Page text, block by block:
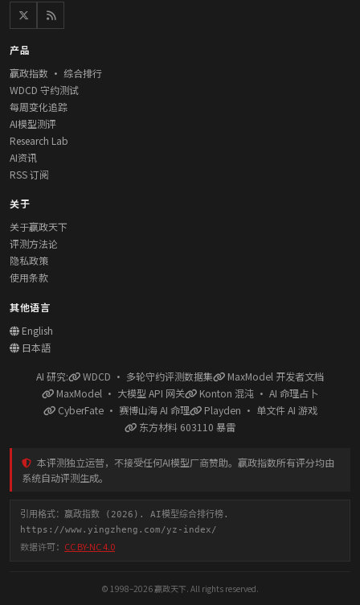
产品
赢政指数 · 综合排行
WDCD 守约测试
每周变化追踪
AI模型测评
Research Lab
AI资讯
RSS 订阅
关于
关于赢政天下
评测方法论
隐私政策
使用条款
其他语言
English
日本語
AI 研究: WDCD · 多轮守约评测数据集
MaxModel 开发者文档
MaxModel · 大模型 API 网关
Konton 混沌 · AI 命理占卜
CyberFate · 赛博山海 AI 命理
Playden · 单文件 AI 游戏
东方材料 603110 暴雷
本评测独立运营，不接受任何AI模型厂商赞助。赢政指数所有评分均由
系统自动评测生成。
引用格式：赢政指数 (2026). AI模型综合排行榜.
https://www.yingzheng.com/yz-index/
数据许可： CC BY-NC 4.0
© 1998–2026 赢政天下. All rights reserved.